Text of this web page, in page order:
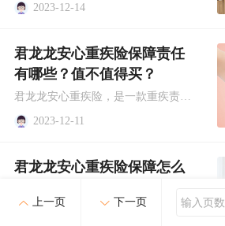
2023-12-14
君龙龙安心重疾险保障责任
有哪些？值不值得买？
君龙龙安心重疾险，是一款重疾责任可单独选择的重大疾病保险，这款产品保障优秀，把成人重疾险的价格再次拉低。那么，君龙龙安心重疾险保障责任有哪些？值不值得买？
2023-12-11
君龙龙安心重疾险保障怎么
君龙人寿是首家总部设在福建省的保险公司，由连续多年位居福建省企业集团100强首位的厦门建发集团有限公司和拥有60多年寿险管理经验的台湾人寿保险股份有限公司合资设立，有很多非常受欢迎的重疾险产品，如君龙人寿小青龙2号少儿重疾险，
上一页 下一页 输入页数